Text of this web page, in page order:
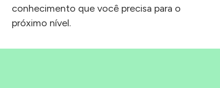
conhecimento que você precisa para o
próximo nível.